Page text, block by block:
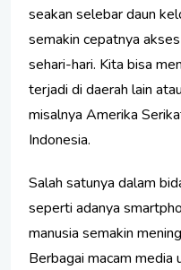
seakan selebar daun
semakin cepatnya
sehari-hari. Kita bisa
terjadi di daerah lain
misalnya Amerika
Indonesia.
Salah satunya dalam
seperti adanya
manusia semakin
Berbagai macam media